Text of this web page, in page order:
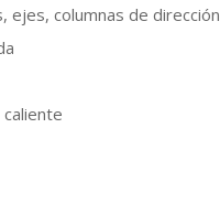
ejes, columnas de dirección